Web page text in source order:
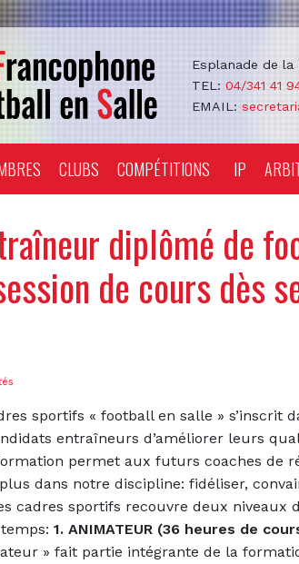
Esplanade de la
TEL: 04/341 41
EMAIL:
CLUBS COMPÉTITIONS IP
diplômé de
de cours dès
sportifs « football en salle » s’inscrit
entraîneurs d’améliorer leurs
permet aux futurs coaches de
dans notre discipline: fidéliser,
cadres sportifs recouvre deux niveaux
1. ANIMATEUR (36 heures de
» fait partie intégrante de la